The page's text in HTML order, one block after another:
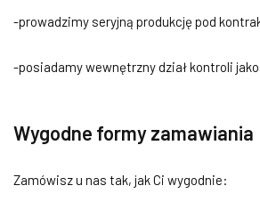
-prowadzimy seryjną produkcję pod
-posiadamy wewnętrzny dział kontroli
Wygodne formy zamawiania
Zamówisz u nas tak, jak Ci wygodnie: